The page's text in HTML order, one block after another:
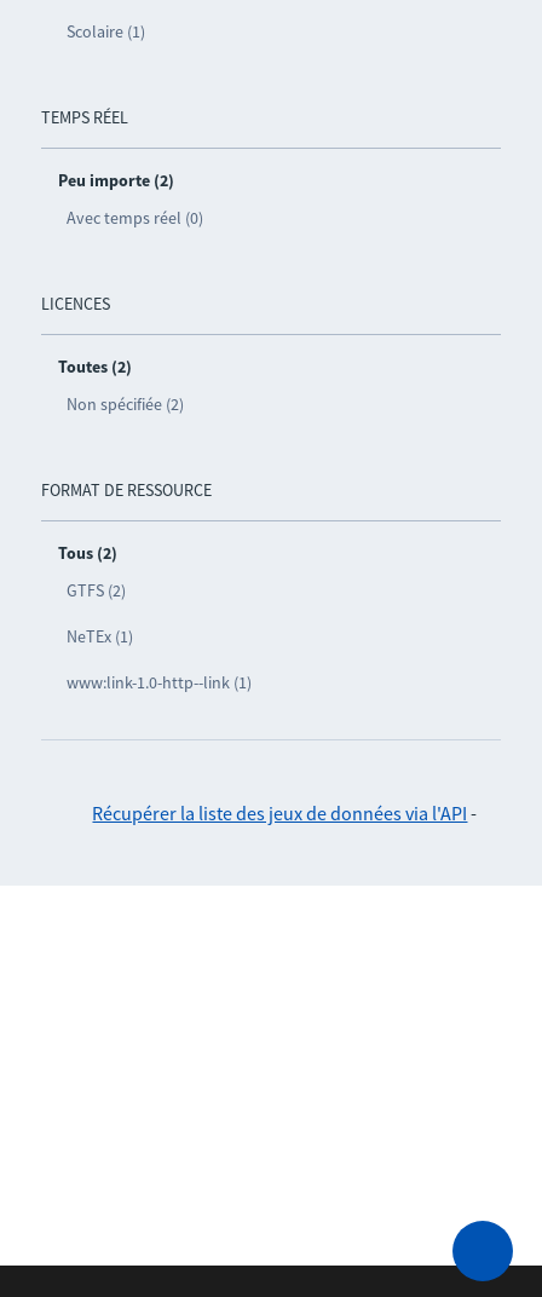
Scolaire (1)
TEMPS RÉEL
Peu importe (2)
Avec temps réel (0)
LICENCES
Toutes (2)
Non spécifiée (2)
FORMAT DE RESSOURCE
Tous (2)
GTFS (2)
NeTEx (1)
www:link-1.0-http--link (1)
Récupérer la liste des jeux de données via l'API -